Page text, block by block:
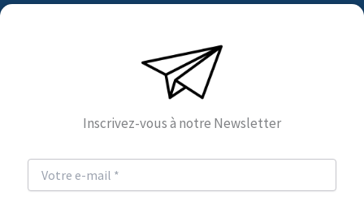
Inscrivez-vous à notre Newsletter